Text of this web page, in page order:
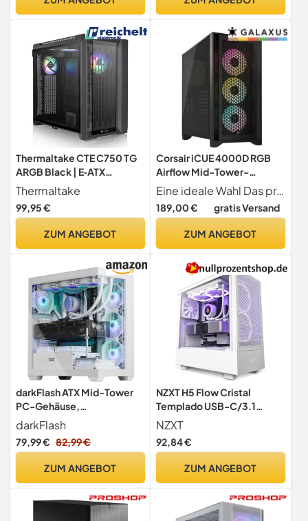
Schwarz
Thermaltake CTE C750 TG
ARGB Black | E‑ATX
Full‑Tower PC‑Gehäuse |
ARGB‑Sync |
Tempered‑Glass |
Thermaltake
99,95 €
ZUM ANGEBOT
Corsair iCUE 4000D RGB
Airflow Mid-Tower-
Gehäuse, 3 × AF120 RGB
Elite-Lüfter – iCUE Lighting
Node PRO-
Konstruktion Mit Hohem
Eine ideale Wahl Das preisgekrönte 4000D RGB AIRFLOW-Gehäuse bietet eine erstaunliche, vorkonfigurierte Kühlung und RGB-Beleuchtung für Ihr nächstes System, mit drei AF120 RGB ELITE PWM-Lüftern und einer mitgelieferten iCUE Lighting Node PRO RGB-Beleuchtungssteuerung
189,00 € gratis Versand
ZUM ANGEBOT
darkFlash ATX Mid-Tower
PC-Gehäuse,
vorinstallierte 4 PWM
ARGB-Lüfter, Gaming-PC-
Gehäuse mit doppelter
Glas, Typ-C, unterstützt
360mm, Weiß (DS900)
darkFlash
79,99 € 82,99 €
ZUM ANGEBOT
NZXT H5 Flow Cristal
Templado USB-C/3.1
Blanca
NZXT
92,84 €
ZUM ANGEBOT